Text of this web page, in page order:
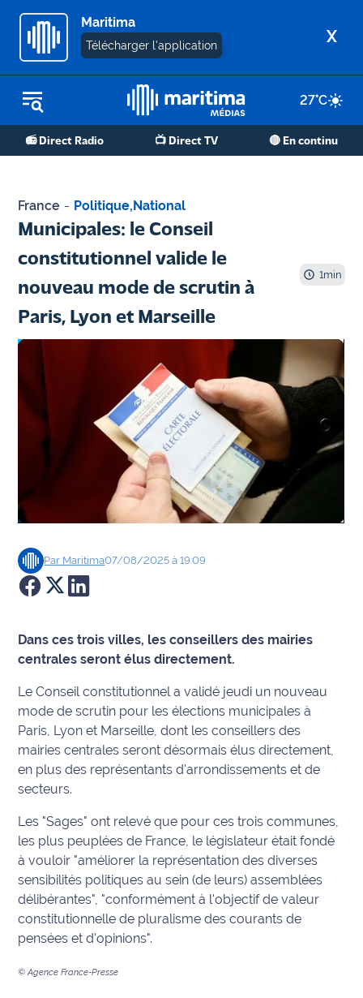
Maritima
Télécharger l'application X
27°C
📻 Direct Radio 📺 Direct TV 🔴 En continu
REPLAY RADIO
REPLAY TV
Martigues
de Berre
Marseille
- Aix
Faits
Sports
Société
Culture
Éducation
Environnement
Info
route
Loisirs
Météo
Politique
France - Politique,National
Municipales: le Conseil
constitutionnel valide le
nouveau mode de scrutin à
Paris, Lyon et Marseille
1min
Par Maritima07/08/2025 à 19:09
Dans ces trois villes, les conseillers des mairies
centrales seront élus directement.
Le Conseil constitutionnel a validé jeudi un nouveau
mode de scrutin pour les élections municipales à
Paris, Lyon et Marseille, dont les conseillers des
mairies centrales seront désormais élus directement,
en plus des représentants d'arrondissements et de
secteurs.
Les "Sages" ont relevé que pour ces trois communes,
les plus peuplées de France, le législateur était fondé
à vouloir "améliorer la représentation des diverses
sensibilités politiques au sein (de leurs) assemblées
délibérantes", "conformément à l'objectif de valeur
constitutionnelle de pluralisme des courants de
pensées et d'opinions".
© Agence France-Presse